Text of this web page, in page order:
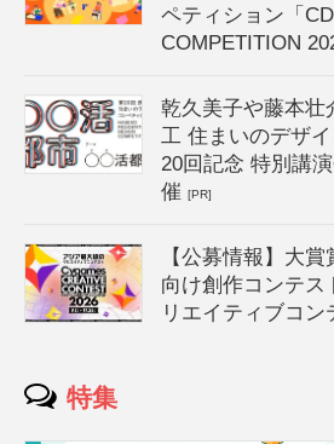
ペティション「
COMPETITION
乾久美子や藤本壮
工 住まいのデザ
20回記念 特別講
催[PR]
【公募情報】大
向け創作コンテス
リエイティブコン
特集